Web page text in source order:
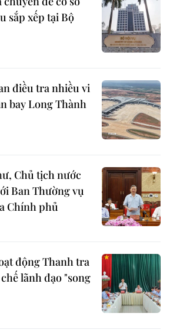
sắp xếp tại Bộ
điều tra nhiều vi
bay Long Thành
Chủ tịch nước
Ban Thường vụ
Chính phủ
động Thanh tra
lãnh đạo "song